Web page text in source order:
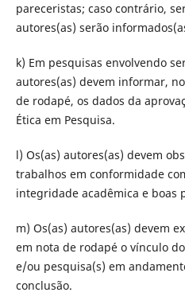
pareceristas; caso contrário,
autores(as) serão
k) Em pesquisas envolvendo
autores(as) devem informar,
de rodapé, os dados da
Ética em Pesquisa.
l) Os(as) autores(as) devem
trabalhos em conformidade
integridade acadêmica e boas
m) Os(as) autores(as) devem
em nota de rodapé o vínculo
e/ou pesquisa(s) em
conclusão.